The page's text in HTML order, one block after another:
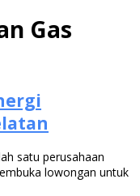
Gas
satu perusahaan
lowongan untuk